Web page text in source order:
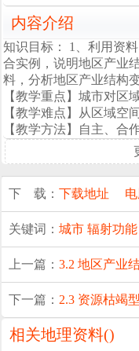
内容介绍
知识目标： 1、利用资
合实例，说明地区产业
料，分析地区产业结构
【教学重点】城市对区
【教学难点】从区域空
【教学方法】自主、合
下 载：下载地址
关键词：城市 辐射功能
上一篇：3.2 地区产业
下一篇： 2.3 资源枯竭
相关地理资料()